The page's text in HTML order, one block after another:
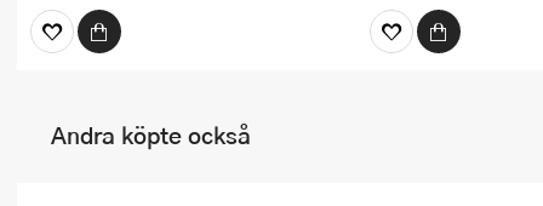
Andra köpte också